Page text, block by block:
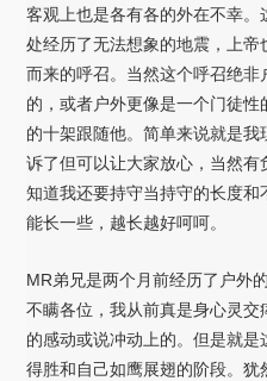
客观上也是各有各的外在不幸
处经历了无法想象的地震，上
而来的呼召。当然这个呼召绝
的，或者户外更像是一个门徒
的十架跟随他。简单来说就是
诉了但可以让大家放心，当然
知道我还要持守当持守的长度
能长一些，越长越好呵呵。
MR弟兄是两个月前经历了户外
不瞒各位，我从前真是身心灵
的感动或说冲动上的。但是就
得胜和自己如鹰展翅的阶段。